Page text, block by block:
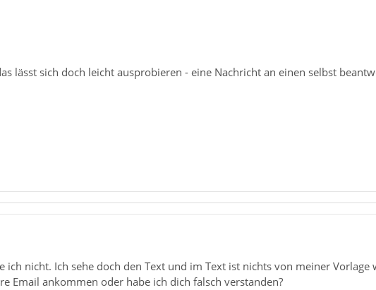
lässt sich doch leicht ausprobieren - eine Nachricht an einen selbst
ich nicht. Ich sehe doch den Text und im Text ist nichts von meiner
Email ankommen oder habe ich dich falsch verstanden?